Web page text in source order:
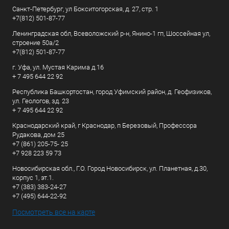
Санкт-Петербург, ул Бокситогорская, д. 27, стр. 1
+7(812) 501-87-77
Ленинградская обл, Всеволожский р-н, Янино-1 гп, Шоссейная ул,
строение 50а/2
+7(812) 501-87-77
г. Уфа, ул. Мустая Карима д.16
+ 7 495 644 22 92
Республика Башкортостан, город Уфимский район, д. Геофизиков,
ул. Геологов, зд. 23
+ 7 495 644 22 92
Краснодарский край, г Краснодар, п Березовый, Профессора
Рудакова, дом 25
+7 (861) 205-75- 25
+7 928 223 59 73
Новосибирская обл., Г.О. Город Новосибирск, ул. Планетная, д.30,
корпус 1, эт.1.
+7 (383) 383-24-27
+7 (495) 644-22-92
Посмотреть все на карте